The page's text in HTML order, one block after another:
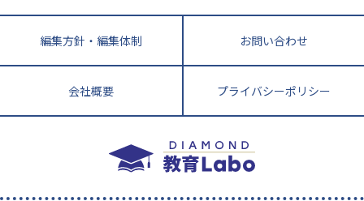
編集方針・編集体制 お問い合わせ
会社概要 プライバシーポリシー